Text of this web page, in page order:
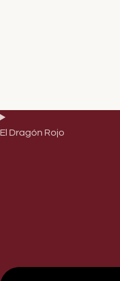
El Dragón Rojo